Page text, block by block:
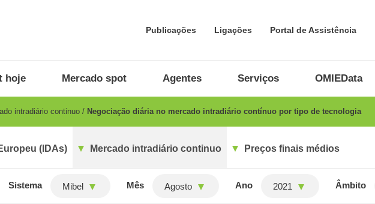
Publicações Ligações Portal de Assistência
hoje Mercado spot Agentes Serviços OMIEData
intradiário continuo Negociação diária no mercado intradiário contínuo por tipo de tecnologia
(IDAs) Mercado intradiário continuo Preços finais médios
Sistema Mibel Mês Agosto Ano 2021 Âmbito